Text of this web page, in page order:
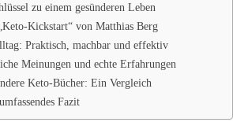
zu einem gesünderen Leben
Kickstart“ von Matthias Berg
Praktisch, machbar und effektiv
Meinungen und echte Erfahrungen
Keto-Bücher: Ein Vergleich
Fazit